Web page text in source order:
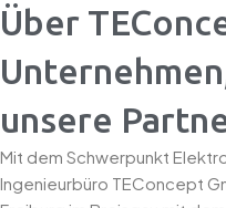
Über
unsere
Mit dem Schwerpunkt
Ingenieurbüro TEConcept